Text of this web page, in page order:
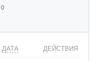
0
ДАТА ДЕЙСТВИЯ